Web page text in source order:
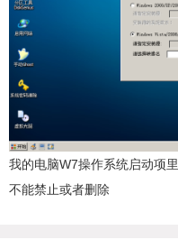
我的电脑W7操作系统启动项
不能禁止或者删除